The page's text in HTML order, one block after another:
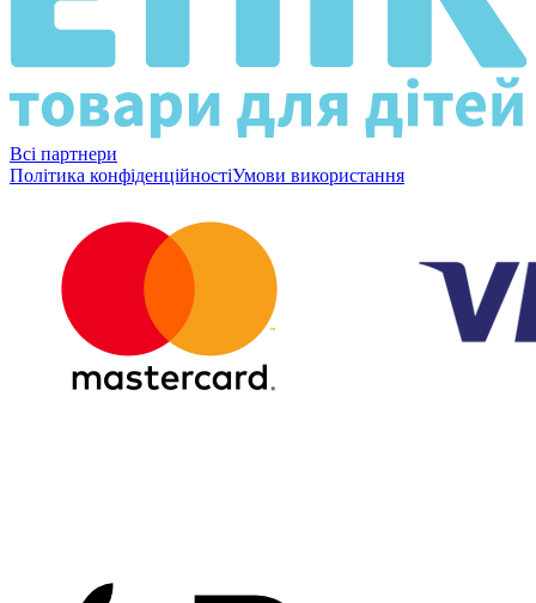
Всі партнери
Політика конфіденційностіУмови використання